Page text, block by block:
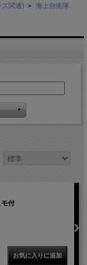
ズ関連) > 海上自衛隊
付